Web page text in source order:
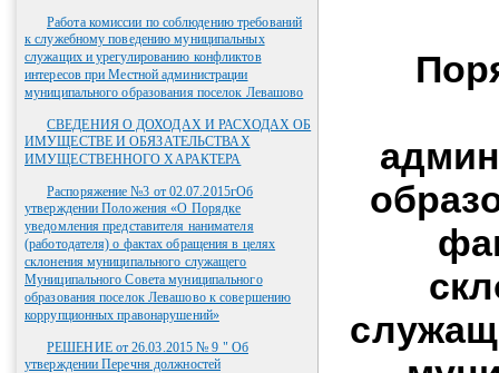
Работа комиссии по соблюдению требований
к служебному поведению муниципальных
служащих и урегулированию конфликтов
интересов при Местной администрации
муниципального образования поселок Левашово
СВЕДЕНИЯ О ДОХОДАХ И РАСХОДАХ ОБ
ИМУЩЕСТВЕ И ОБЯЗАТЕЛЬСТВАХ
ИМУЩЕСТВЕННОГО ХАРАКТЕРА
Распоряжение №3 от 02.07.2015гОб
утверждении Положения «О Порядке
уведомления представителя нанимателя
(работодателя) о фактах обращения в целях
склонения муниципального служащего
Муниципального Совета муниципального
образования поселок Левашово к совершению
коррупционных правонарушений»
РЕШЕНИЕ от 26.03.2015 № 9 " Об
утверждении Перечня должностей